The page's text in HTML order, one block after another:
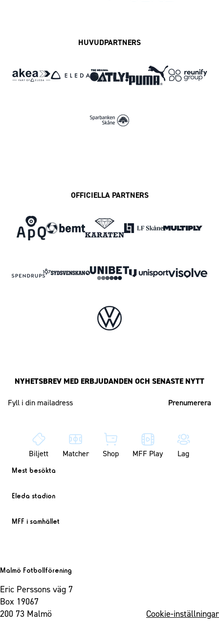
HUVUDPARTNERS
OFFICIELLA PARTNERS
NYHETSBREV MED ERBJUDANDEN OCH SENASTE NYTT
Biljett Matcher Shop MFF Play Lag
Mest besökta
Eleda stadion
MFF i samhället
Malmö Fotbollförening
Eric Perssons väg 7
Box 19067
200 73 Malmö
Cookie-inställningar